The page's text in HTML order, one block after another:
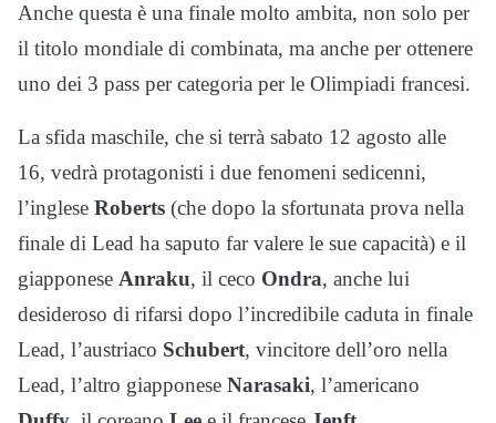
Anche questa è una finale molto ambita, non solo per
il titolo mondiale di combinata, ma anche per ottenere
uno dei 3 pass per categoria per le Olimpiadi francesi.
La sfida maschile, che si terrà sabato 12 agosto alle
16, vedrà protagonisti i due fenomeni sedicenni,
l’inglese Roberts (che dopo la sfortunata prova nella
finale di Lead ha saputo far valere le sue capacità) e il
giapponese Anraku, il ceco Ondra, anche lui
desideroso di rifarsi dopo l’incredibile caduta in finale
Lead, l’austriaco Schubert, vincitore dell’oro nella
Lead, l’altro giapponese Narasaki, l’americano